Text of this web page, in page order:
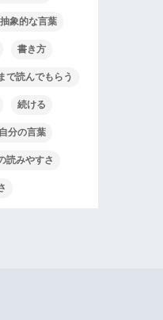
抽象的な言葉
書き方
で読んでもらう
続ける
自分の言葉
読みやすさ